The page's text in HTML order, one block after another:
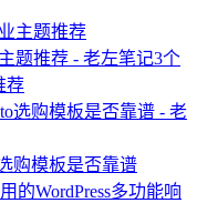
主题推荐
3个
荐
购模板是否靠谱